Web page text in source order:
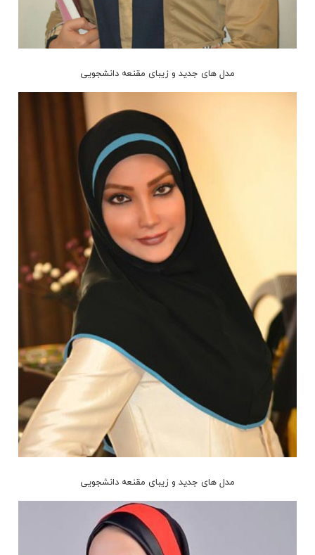
مدل های جدید و زیبای مقنعه دانشجویی
مدل های جدید و زیبای مقنعه دانشجویی